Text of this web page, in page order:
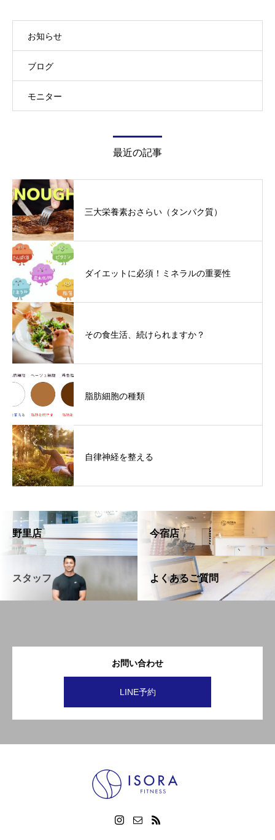
お知らせ
ブログ
モニター
最近の記事
三大栄養素おさらい（タンパク質）
ダイエットに必須！ミネラルの重要性
その食生活、続けられますか？
脂肪細胞の種類
自律神経を整える
野里店 今宿店
スタッフ よくあるご質問
お問い合わせ
LINE予約